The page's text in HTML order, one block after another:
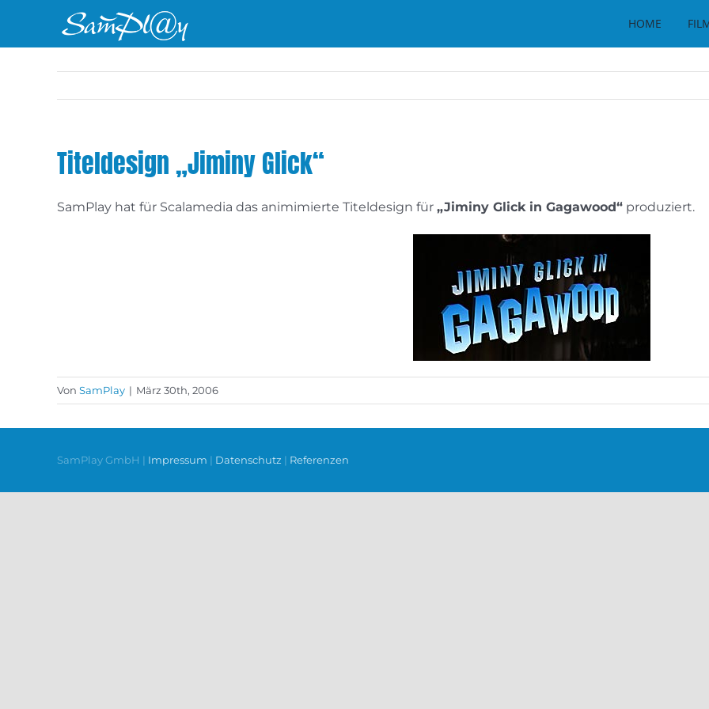
HOME
Titeldesign „Jiminy Glick“
SamPlay hat für Scalamedia das animimierte Titeldesign für „Jiminy Glick in Gagawood“ produziert.
Von SamPlay | März 30th, 2006
SamPlay GmbH | Impressum | Datenschutz | Referenzen